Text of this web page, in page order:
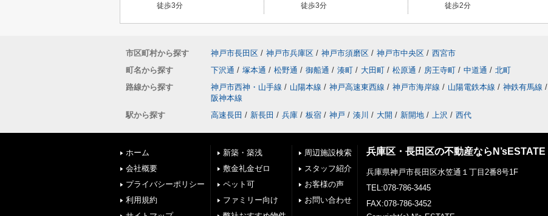
徒歩3分
徒歩3分
徒歩2分
市区町村から探す 神戸市長田区 / 神戸市兵庫区 / 神戸市須磨区 / 神戸市中央区 / 西宮市
町名から探す
下沢通 / 塚本通 / 松野通 / 御船通 / 湊町 / 大田町 / 松原通 / 房王寺町 / 中道通 / 北町
路線から探す
神戸市西神・山手線 / 山陽本線 / 神戸高速東西線 / 神戸市海岸線 / 山陽電鉄本線 / 神鉄有馬線 /
阪神本線
駅から探す
高速長田 / 新長田 / 兵庫 / 板宿 / 神戸 / 湊川 / 大開 / 新開地 / 上沢 / 西代
ホーム
会社概要
プライバシーポリシー
利用規約
新築・築浅
敷金礼金ゼロ
ペット可
ファミリー向け
周辺施設検索
スタッフ紹介
お客様の声
お問い合わせ
兵庫区・長田区の不動産ならN’sESTATE
兵庫県神戸市長田区水笠通１丁目2番8号1F
TEL:078-786-3445
FAX:078-786-3452